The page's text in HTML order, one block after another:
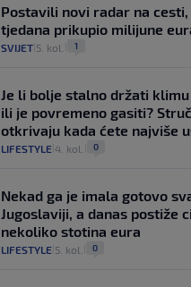
Postavili novi radar na cesti,
tjedana prikupio milijune
SVIJET 5. kol. 1
Je li bolje stalno držati
ili je povremeno gasiti?
otkrivaju kada ćete najviše
LIFESTYLE 4. kol. 0
Nekad ga je imala gotovo
Jugoslaviji, a danas postiže
nekoliko stotina eura
LIFESTYLE 5. kol. 0